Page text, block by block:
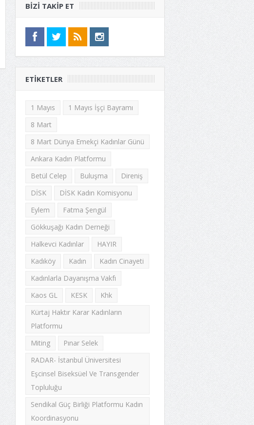
BIZI TAKIP ET
ETIKETLER
1 Mayıs
1 Mayıs İşçi Bayramı
8 Mart
8 Mart Dünya Emekçi Kadınlar Günü
Ankara Kadın Platformu
Betül Celep
Buluşma
Direniş
DİSK
DİSK Kadın Komisyonu
Eylem
Fatma Şengül
Gökkuşağı Kadın Derneği
Halkevci Kadınlar
HAYIR
Kadıköy
Kadın
Kadın Cinayeti
Kadınlarla Dayanışma Vakfı
Kaos GL
KESK
Khk
Kürtaj Haktır Karar Kadınların
Platformu
Miting
Pınar Selek
RADAR- İstanbul Üniversitesi
Eşcinsel Biseksüel Ve Transgender
Topluluğu
Sendikal Güç Birliği Platformu Kadın
Koordinasyonu